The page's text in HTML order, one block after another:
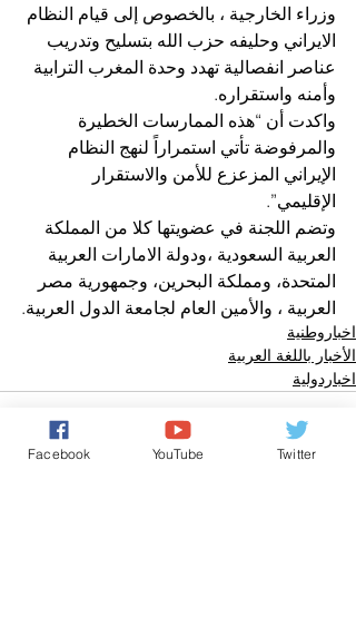
وزراء الخارجية ، بالخصوص إلى قيام النظام
الايراني وحليفه حزب الله بتسليح وتدريب
عناصر انفصالية تهدد وحدة المغرب الترابية
وأمنه واستقراره.
واكدت أن “هذه الممارسات الخطيرة
والمرفوضة تأتي استمراراً لنهج النظام
الإيراني المزعزع للأمن والاستقرار
الإقليمي”.
وتضم اللجنة في عضويتها كلا من المملكة
العربية السعودية ،ودولة الامارات العربية
المتحدة، ومملكة البحرين، وجمهورية مصر
العربية ، والأمين العام لجامعة الدول العربية.
اخباروطنية
الأخبار باللغة العربية
اخباردولية
Facebook YouTube Twitter